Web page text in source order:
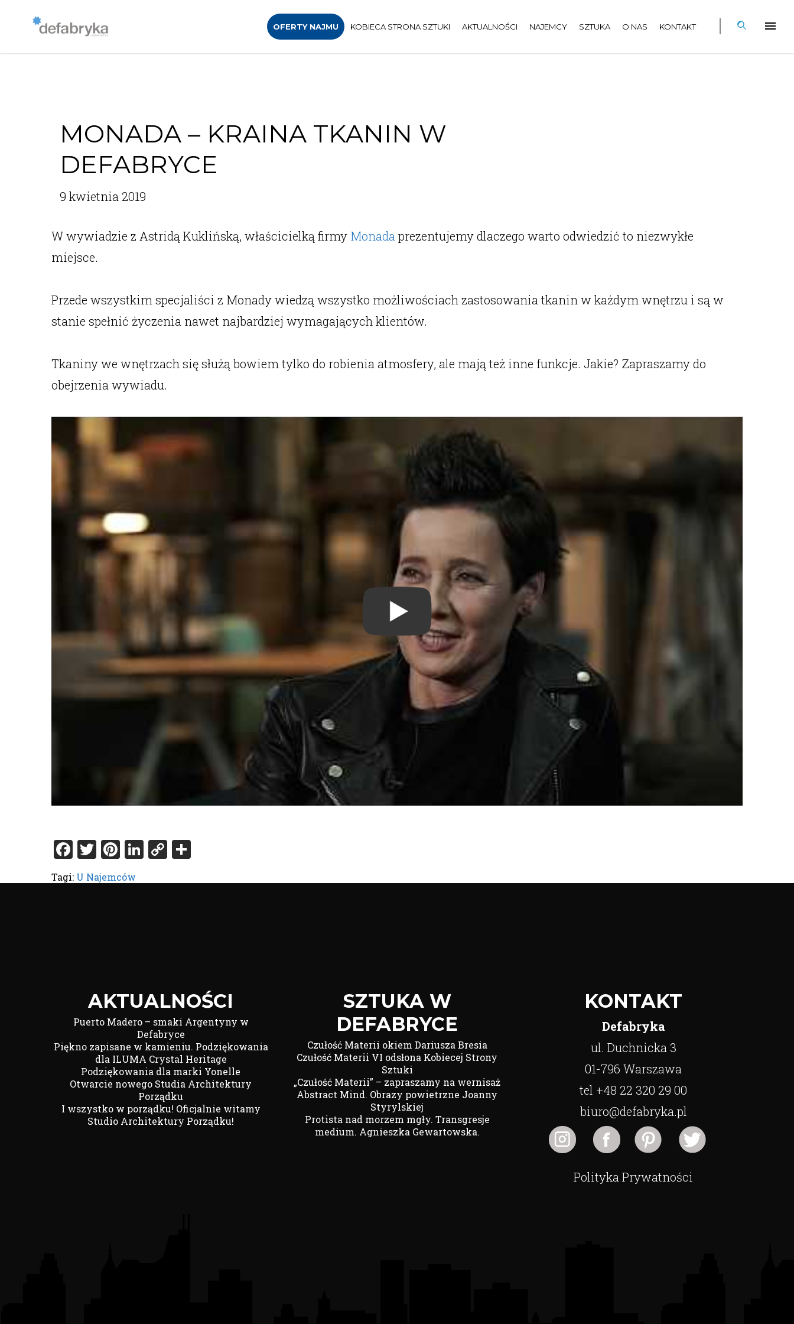
OFERTY NAJMU KOBIECA STRONA SZTUKI AKTUALNOŚCI NAJEMCY SZTUKA O NAS KONTAKT
MONADA – KRAINA TKANIN W
DEFABRYCE
9 kwietnia 2019
W wywiadzie z Astridą Kuklińską, właścicielką firmy Monada prezentujemy dlaczego warto odwiedzić to niezwykłe
miejsce.
Przede wszystkim specjaliści z Monady wiedzą wszystko możliwościach zastosowania tkanin w każdym wnętrzu i są w
stanie spełnić życzenia nawet najbardziej wymagających klientów.
Tkaniny we wnętrzach się służą bowiem tylko do robienia atmosfery, ale mają też inne funkcje. Jakie? Zapraszamy do
obejrzenia wywiadu.
Facebook
Twitter
Pinterest
LinkedIn
Copy
Tagi: U Najemców
AKTUALNOŚCI
Puerto Madero – smaki Argentyny w
Defabryce
Piękno zapisane w kamieniu. Podziękowania
dla ILUMA Crystal Heritage
Podziękowania dla marki Yonelle
Otwarcie nowego Studia Architektury
Porządku
I wszystko w porządku! Oficjalnie witamy
Studio Architektury Porządku!
SZTUKA W
DEFABRYCE
Czułość Materii okiem Dariusza Bresia
Czułość Materii VI odsłona Kobiecej Strony
Sztuki
„Czułość Materii” – zapraszamy na wernisaż
Abstract Mind. Obrazy powietrzne Joanny
Styrylskiej
Protista nad morzem mgły. Transgresje
medium. Agnieszka Gewartowska.
KONTAKT
Defabryka
ul. Duchnicka 3
01-796 Warszawa
tel +48 22 320 29 00
biuro@defabryka.pl
Polityka Prywatności